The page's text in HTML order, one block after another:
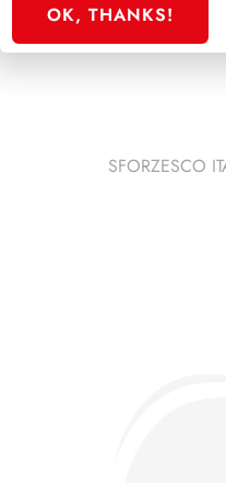
SFORZESCO
OK, THANKS!